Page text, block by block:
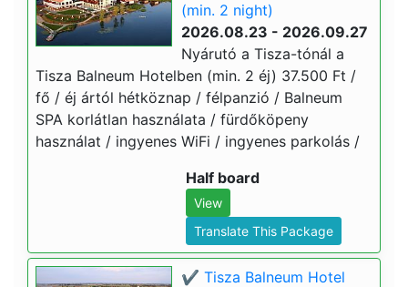
(min. 2 night)
2026.08.23 - 2026.09.27
Nyárutó a Tisza-tónál a
Tisza Balneum Hotelben (min. 2 éj) 37.500 Ft /
fő / éj ártól hétköznap / félpanzió / Balneum
SPA korlátlan használata / fürdőköpeny
használat / ingyenes WiFi / ingyenes parkolás /
Half board
View
Translate This Package
✔️ Tisza Balneum Hotel